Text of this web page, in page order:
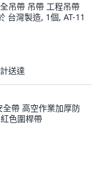
吊帶 吊帶 工程吊帶
台灣製造, 1個, AT-11
送達
全帶 高空作業加厚防
色圍桿帶